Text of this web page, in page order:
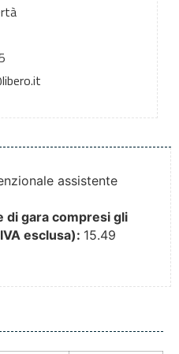
assistente
di gara compresi gli
esclusa): 15.49